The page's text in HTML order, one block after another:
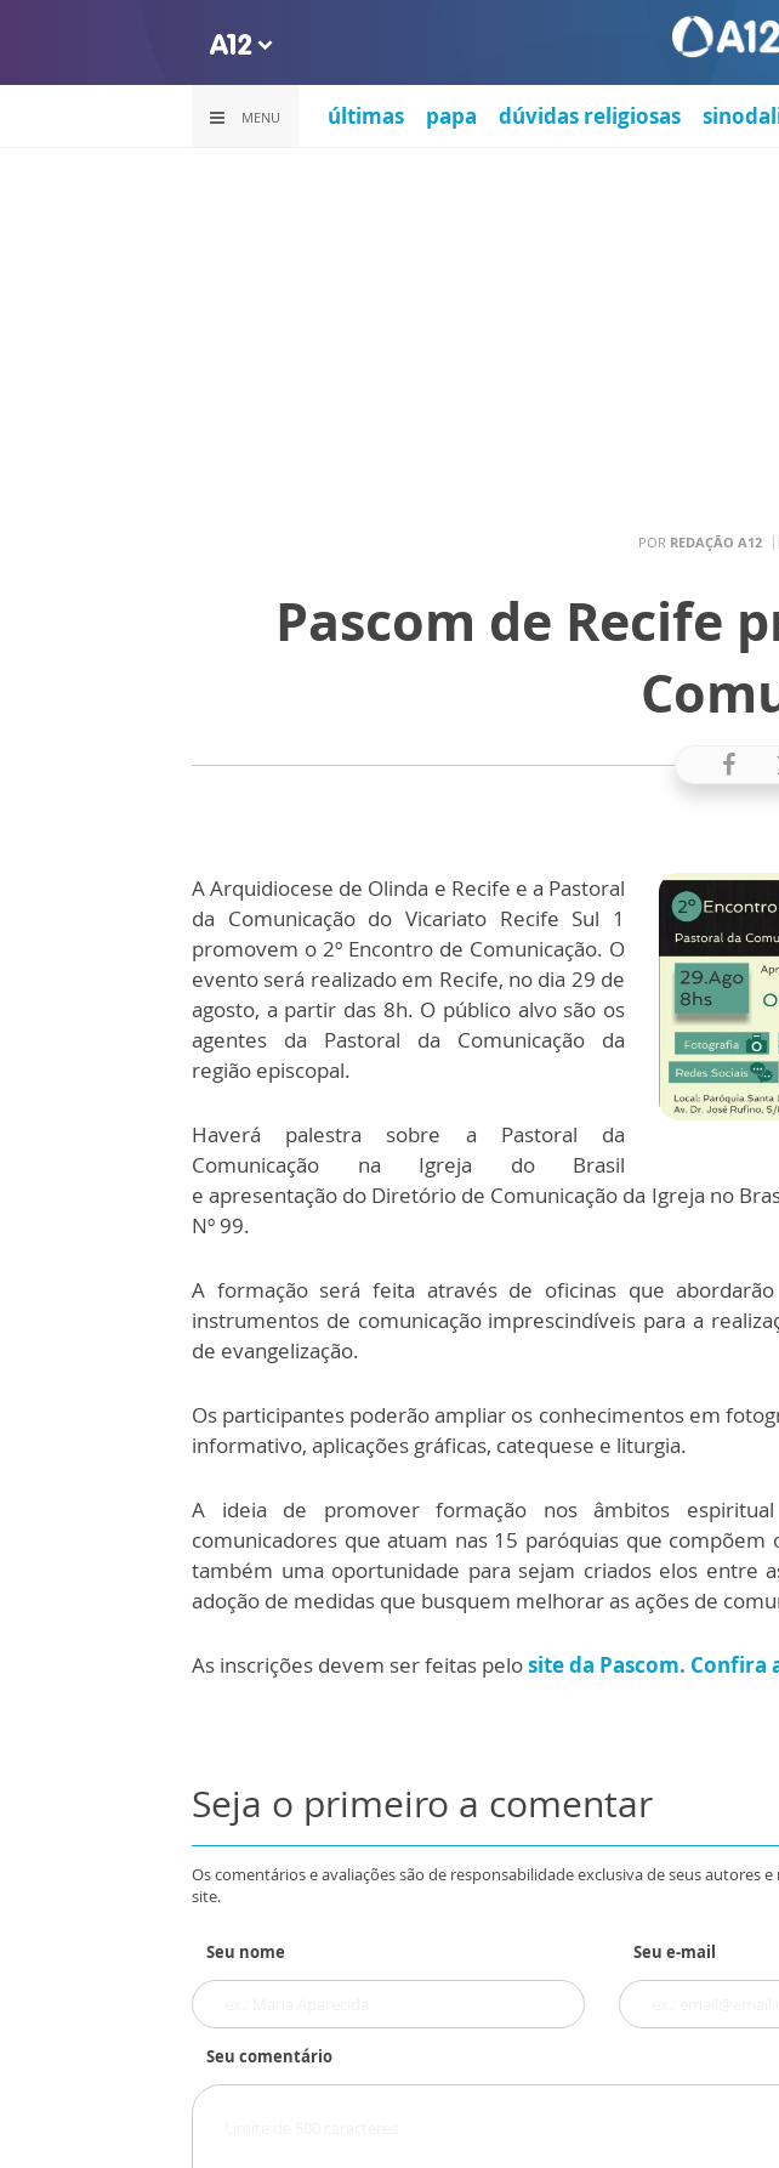
MENU últimas papa dúvidas religiosas
POR REDAÇÃO A12
Pascom de Recife
A Arquidiocese de Olinda e Recife e a Pastoral
da Comunicação do Vicariato Recife Sul 1
promovem o 2º Encontro de Comunicação. O
evento será realizado em Recife, no dia 29 de
agosto, a partir das 8h. O público alvo são os
agentes da Pastoral da Comunicação da
região episcopal.
Haverá palestra sobre a Pastoral da
Comunicação na Igreja do Brasil
e apresentação do Diretório de Comunicação da Igreja no
Nº 99.
A formação será feita através de oficinas que
instrumentos de comunicação imprescindíveis para a
de evangelização.
Os participantes poderão ampliar os conhecimentos em
informativo, aplicações gráficas, catequese e liturgia.
A ideia de promover formação nos âmbitos
comunicadores que atuam nas 15 paróquias que compõem
também uma oportunidade para sejam criados elos entre
adoção de medidas que busquem melhorar as ações de
As inscrições devem ser feitas pelosite da Pascom. Confira
Seja o primeiro a comentar
Os comentários e avaliações são de responsabilidade exclusiva de seus autores
site.
Seu nome Seu e-mail
Seu comentário